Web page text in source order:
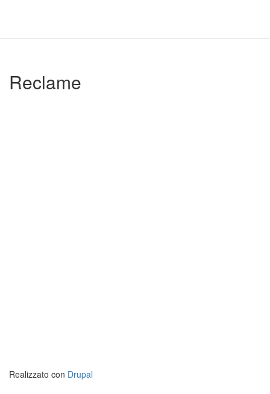
Reclame
Realizzato con Drupal